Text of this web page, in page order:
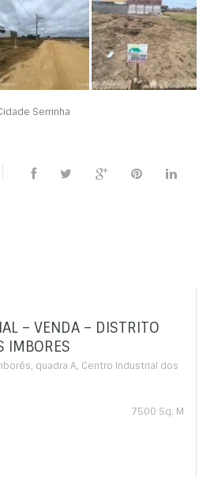
Serrinha
– VENDA – DISTRITO
IMBORES
quadra A, Centro Industrial dos
7500 Sq. M